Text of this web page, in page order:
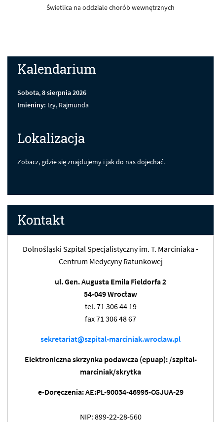
Świetlica na oddziale chorób wewnętrznych
Kalendarium
Sobota,8sierpnia2026
Imieniny: Izy, Rajmunda
Lokalizacja
Zobacz, gdzie się znajdujemy i jak do nas dojechać.
Kontakt
Dolnośląski Szpital Specjalistyczny im. T. Marciniaka -
Centrum Medycyny Ratunkowej
ul. Gen. Augusta Emila Fieldorfa 2
54-049 Wrocław
tel. 71 306 44 19
fax 71 306 48 67
sekretariat@szpital-marciniak.wroclaw.pl
Elektroniczna skrzynka podawcza (epuap): /szpital-
marciniak/skrytka
e-Doręczenia: AE:PL-90034-46995-CGJUA-29
NIP: 899-22-28-560